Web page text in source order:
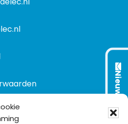
Nieuwsbrief